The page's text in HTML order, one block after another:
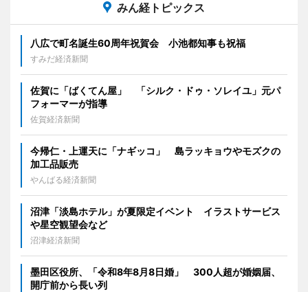
みん経トピックス
八広で町名誕生60周年祝賀会 小池都知事も祝福
すみだ経済新聞
佐賀に「ばくてん屋」 「シルク・ドゥ・ソレイユ」元パ
フォーマーが指導
佐賀経済新聞
今帰仁・上運天に「ナギッコ」 島ラッキョウやモズクの
加工品販売
やんばる経済新聞
沼津「淡島ホテル」が夏限定イベント イラストサービス
や星空観望会など
沼津経済新聞
墨田区役所、「令和8年8月8日婚」 300人超が婚姻届、
開庁前から長い列